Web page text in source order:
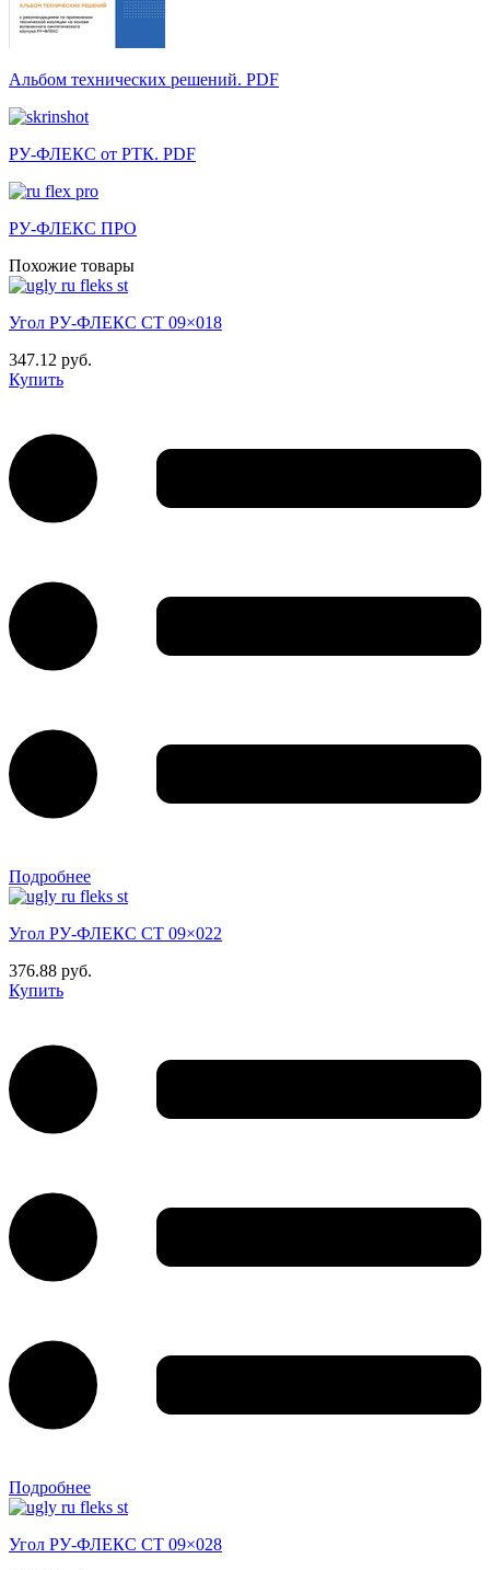
Альбом технических решений. PDF
РУ-ФЛЕКС от РТК. PDF
РУ-ФЛЕКС ПРО
Похожие товары
Угол РУ-ФЛЕКС СТ 09×018
347.12 руб.
Купить
Подробнее
Угол РУ-ФЛЕКС СТ 09×022
376.88 руб.
Купить
Подробнее
Угол РУ-ФЛЕКС СТ 09×028